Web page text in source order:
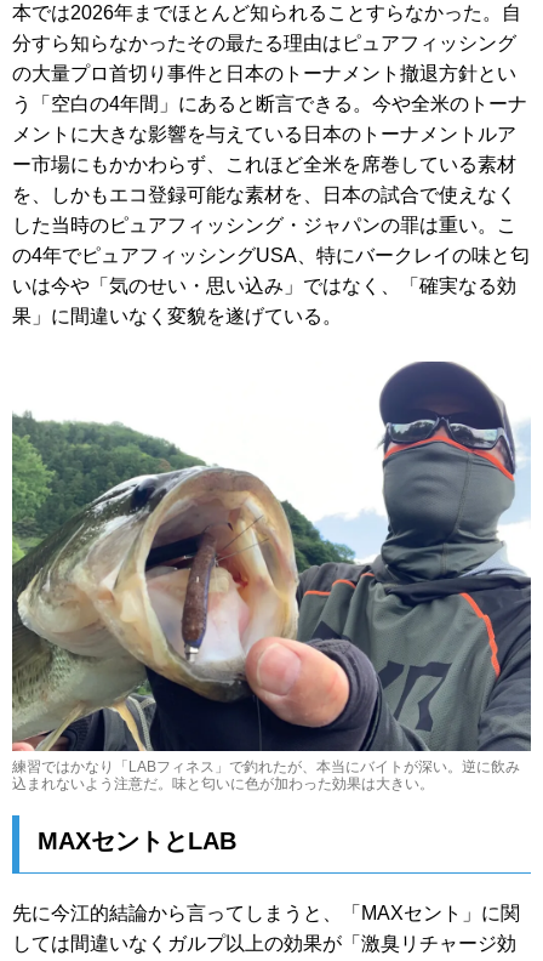
本では2026年までほとんど知られることすらなかった。自
分すら知らなかったその最たる理由はピュアフィッシング
の大量プロ首切り事件と日本のトーナメント撤退方針とい
う「空白の4年間」にあると断言できる。今や全米のトーナ
メントに大きな影響を与えている日本のトーナメントルア
ー市場にもかかわらず、これほど全米を席巻している素材
を、しかもエコ登録可能な素材を、日本の試合で使えなく
した当時のピュアフィッシング・ジャパンの罪は重い。こ
の4年でピュアフィッシングUSA、特にバークレイの味と匂
いは今や「気のせい・思い込み」ではなく、「確実なる効
果」に間違いなく変貌を遂げている。
練習ではかなり「LABフィネス」で釣れたが、本当にバイトが深い。逆に飲み
込まれないよう注意だ。味と匂いに色が加わった効果は大きい。
MAXセントとLAB
先に今江的結論から言ってしまうと、「MAXセント」に関
しては間違いなくガルプ以上の効果が「激臭リチャージ効